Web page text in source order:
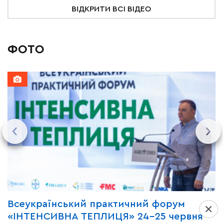
ВІДКРИТИ ВСІ ВІДЕО
ФОТО
Всеукраїнський практичний форум
«ІНТЕНСИВНА ТЕПЛИЦЯ» 24-25 червня